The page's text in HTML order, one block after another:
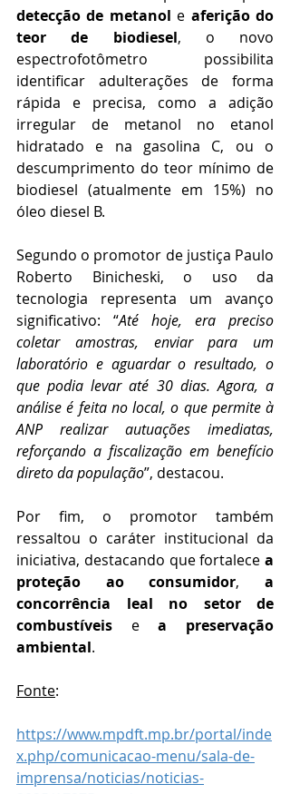
detecção de metanol e aferição do
teor de biodiesel, o novo
espectrofotômetro possibilita
identificar adulterações de forma
rápida e precisa, como a adição
irregular de metanol no etanol
hidratado e na gasolina C, ou o
descumprimento do teor mínimo de
biodiesel (atualmente em 15%) no
óleo diesel B.
Segundo o promotor de justiça Paulo
Roberto Binicheski, o uso da
tecnologia representa um avanço
significativo: “Até hoje, era preciso
coletar amostras, enviar para um
laboratório e aguardar o resultado, o
que podia levar até 30 dias. Agora, a
análise é feita no local, o que permite à
ANP realizar autuações imediatas,
reforçando a fiscalização em benefício
direto da população”, destacou.
Por fim, o promotor também
ressaltou o caráter institucional da
iniciativa, destacando que fortalece a
proteção ao consumidor, a
concorrência leal no setor de
combustíveis e a preservação
ambiental.
Fonte:
https://www.mpdft.mp.br/portal/inde
x.php/comunicacao-menu/sala-de-
imprensa/noticias/noticias-